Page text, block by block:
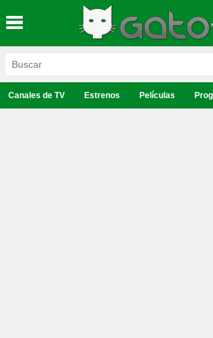
Canales de TV Estrenos Películas